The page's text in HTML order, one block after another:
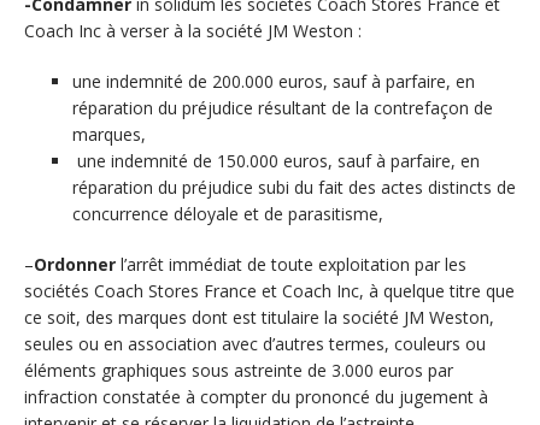
Coach Inc à verser à la société JM Weston :
une indemnité de 200.000 euros, sauf à parfaire, en
réparation du préjudice résultant de la contrefaçon de
marques,
une indemnité de 150.000 euros, sauf à parfaire, en
réparation du préjudice subi du fait des actes distincts de
concurrence déloyale et de parasitisme,
–Ordonner l’arrêt immédiat de toute exploitation par les
sociétés Coach Stores France et Coach Inc, à quelque titre que
ce soit, des marques dont est titulaire la société JM Weston,
seules ou en association avec d’autres termes, couleurs ou
éléments graphiques sous astreinte de 3.000 euros par
infraction constatée à compter du prononcé du jugement à